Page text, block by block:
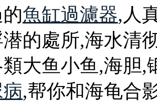
魚缸過濾器,人
的處所,海水清
大鱼小鱼,海胆,
,帮你和海龟合